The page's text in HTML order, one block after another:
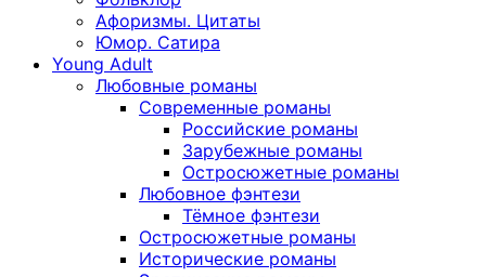
Афоризмы. Цитаты
Юмор. Сатира
Young Adult
Любовные романы
Современные романы
Российские романы
Зарубежные романы
Остросюжетные романы
Любовное фэнтези
Тёмное фэнтези
Остросюжетные романы
Исторические романы